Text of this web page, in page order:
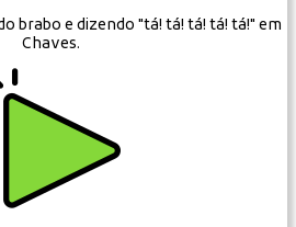
brabo e dizendo "tá! tá! tá! tá! tá!" em
Chaves.